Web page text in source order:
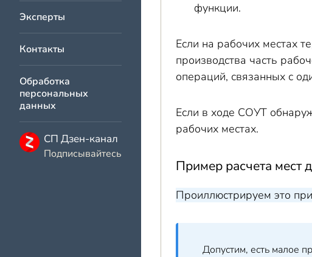
Эксперты
Контакты
Обработка
персональных
данных
СП Дзен-канал
Подписывайтесь
функции.
Если на рабочих местах
производства часть
операций, связанных с
Если в ходе СОУТ
рабочих местах.
Пример расчета мест
Проиллюстрируем это
Допустим, есть малое